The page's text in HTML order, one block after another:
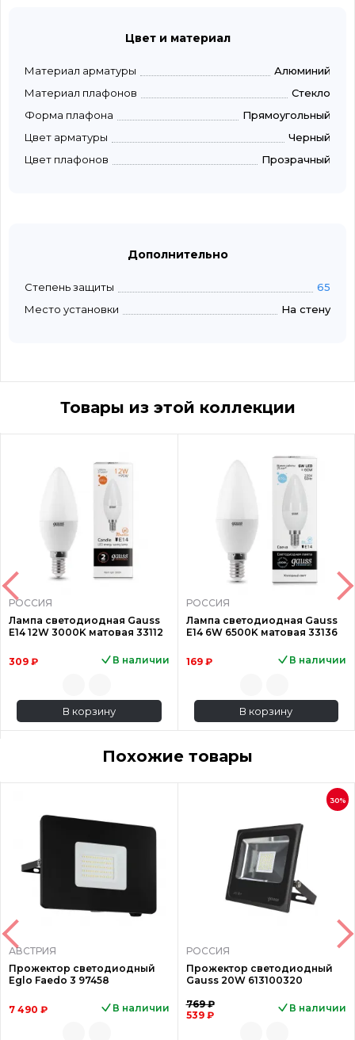
Цвет и материал
Материал арматуры
Алюминий
Материал плафонов
Стекло
Форма плафона
Прямоугольный
Цвет арматуры
Черный
Цвет плафонов
Прозрачный
Дополнительно
Степень защиты
65
Место установки
На стену
Товары из этой коллекции
РОССИЯ
Лампа светодиодная Gauss
E14 12W 3000K матовая 33112
309 ₽ В наличии
В корзину
РОССИЯ
Лампа светодиодная Gauss
E14 6W 6500K матовая 33136
169 ₽ В наличии
В корзину
Похожие товары
АВСТРИЯ
Прожектор светодиодный
Eglo Faedo 3 97458
7 490 ₽ В наличии
30%
РОССИЯ
Прожектор светодиодный
Gauss 20W 613100320
769 ₽
539 ₽
В наличии